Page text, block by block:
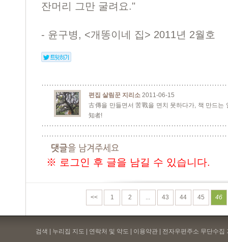
잔머리 그만 굴려요."
- 윤구병, <개똥이네 집> 2011년 2월호
편집 살림꾼 지리소 2011-06-15
古傳을 만들면서 苦戰을 면치 못하다가, 책 만드는
知者!
※ 로그인 후 글을 남길 수 있습니다.
<< 1 2 ... 43 44 45 46
검색 | 누리집 지도 | 연락처 및 약도 | 이용약관 | 전자우편주소 무단수집